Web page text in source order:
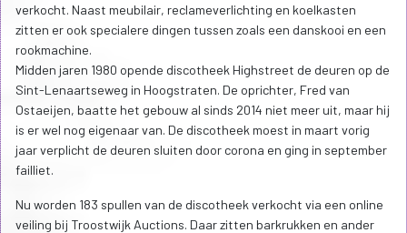
verkocht. Naast meubilair, reclameverlichting en koelkasten
zitten er ook specialere dingen tussen zoals een danskooi en een
rookmachine.
Midden jaren 1980 opende discotheek Highstreet de deuren op de
Sint-Lenaartseweg in Hoogstraten. De oprichter, Fred van
Ostaeijen, baatte het gebouw al sinds 2014 niet meer uit, maar hij
is er wel nog eigenaar van. De discotheek moest in maart vorig
jaar verplicht de deuren sluiten door corona en ging in september
failliet.
Nu worden 183 spullen van de discotheek verkocht via een online
veiling bij Troostwijk Auctions. Daar zitten barkrukken en ander